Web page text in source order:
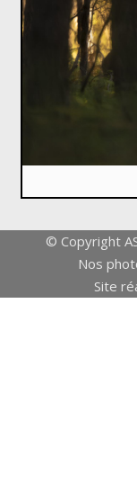
© Copyright
Nos
Site